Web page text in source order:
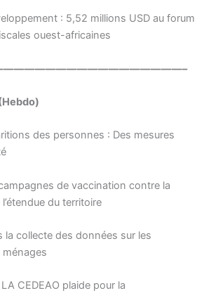
: 5,52 millions USD au forum
ouest-africaines
des personnes : Des mesures
de vaccination contre la
du territoire
la collecte des données sur les
CEDEAO plaide pour la